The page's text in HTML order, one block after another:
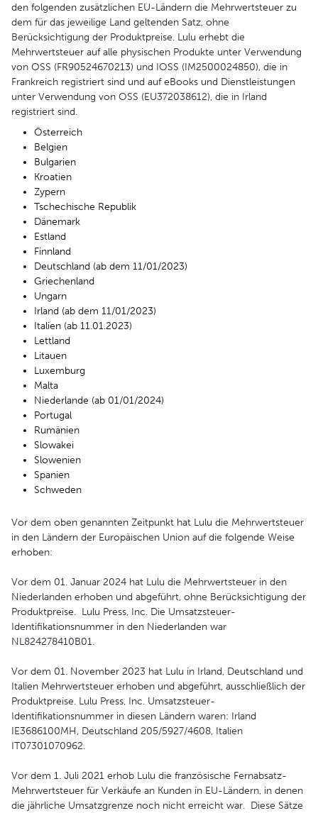
den folgenden zusätzlichen EU-Ländern die Mehrwertsteuer zu
dem für das jeweilige Land geltenden Satz, ohne
Berücksichtigung der Produktpreise. Lulu erhebt die
Mehrwertsteuer auf alle physischen Produkte unter Verwendung
von OSS (FR90524670213) und IOSS (IM2500024850), die in
Frankreich registriert sind und auf eBooks und Dienstleistungen
unter Verwendung von OSS (EU372038612), die in Irland
registriert sind.
Österreich
Belgien
Bulgarien
Kroatien
Zypern
Tschechische Republik
Dänemark
Estland
Finnland
Deutschland (ab dem 11/01/2023)
Griechenland
Ungarn
Irland (ab dem 11/01/2023)
Italien (ab 11.01.2023)
Lettland
Litauen
Luxemburg
Malta
Niederlande (ab 01/01/2024)
Portugal
Rumänien
Slowakei
Slowenien
Spanien
Schweden
Vor dem oben genannten Zeitpunkt hat Lulu die Mehrwertsteuer
in den Ländern der Europäischen Union auf die folgende Weise
erhoben:
Vor dem 01. Januar 2024 hat Lulu die Mehrwertsteuer in den
Niederlanden erhoben und abgeführt, ohne Berücksichtigung der
Produktpreise. Lulu Press, Inc. Die Umsatzsteuer-
Identifikationsnummer in den Niederlanden war
NL824278410B01.
Vor dem 01. November 2023 hat Lulu in Irland, Deutschland und
Italien Mehrwertsteuer erhoben und abgeführt, ausschließlich der
Produktpreise. Lulu Press, Inc. Umsatzsteuer-
Identifikationsnummer in diesen Ländern waren: Irland
IE3686100MH, Deutschland 205/5927/4608, Italien
IT07301070962.
Vor dem 1. Juli 2021 erhob Lulu die französische Fernabsatz-
Mehrwertsteuer für Verkäufe an Kunden in EU-Ländern, in denen
die jährliche Umsatzgrenze noch nicht erreicht war. Diese Sätze